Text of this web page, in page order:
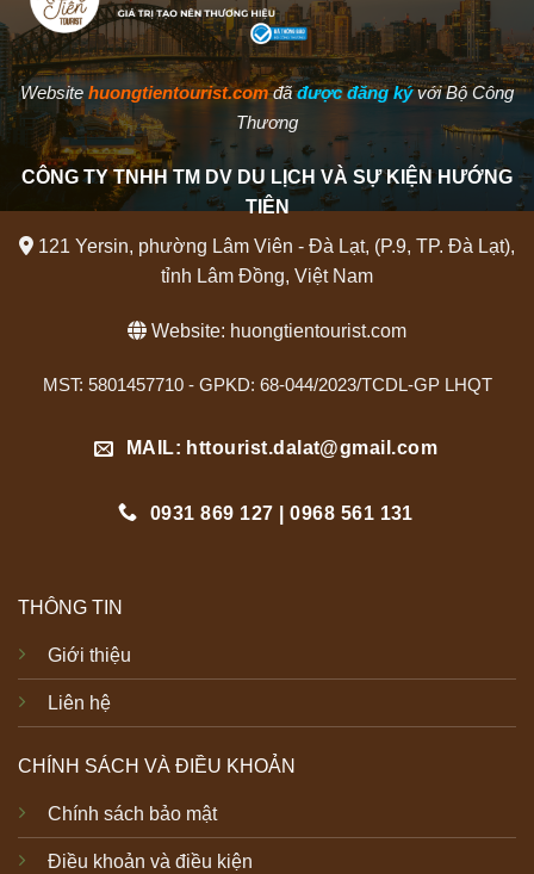
Website huongtientourist.com đãđược đăng ký với Bộ Công
Thương
CÔNG TY TNHH TM DV DU LỊCH VÀ SỰ KIỆN HƯỚNG
TIÊN
121 Yersin, phường Lâm Viên - Đà Lạt, (P.9, TP. Đà Lạt),
tỉnh Lâm Đồng, Việt Nam
Website: huongtientourist.com
MST: 5801457710 - GPKD: 68-044/2023/TCDL-GP LHQT
MAIL: httourist.dalat@gmail.com
0931 869 127 | 0968 561 131
THÔNG TIN
Giới thiệu
Liên hệ
CHÍNH SÁCH VÀ ĐIỀU KHOẢN
Chính sách bảo mật
Điều khoản và điều kiện